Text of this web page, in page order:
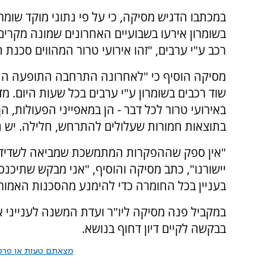
במכתבו הדגיש מסיקה, כי על פי נתוני מוקד
בשומרון אירעו בשבועיים האחרונים שמונה
רכב ע"י ערבים, "זהו אירועי טרור המהווים סכנת
מסיקה הוסיף כי "לאחרונה התרחבה התופעה
שוד רכבים בשומרון ע"י ערבים בכל שעות היום.
באירועי טרור לכל דבר - הן במאפייני
בתוצאות חמורות שעלולים להתרחש, חלילה. יש
"אין ספק שההפקרות המתמשכת שמביאה
יישורנו", כתב מסיקה והוסיף, "אני מבקש
בעניין בכל החומרה כדי להימנע מהסכנות
במקביל פנה מסיקה ליו"ר ועדת המשנה
בבקשה לקיים דיון דחוף בנושא.
מצאתם טעות או